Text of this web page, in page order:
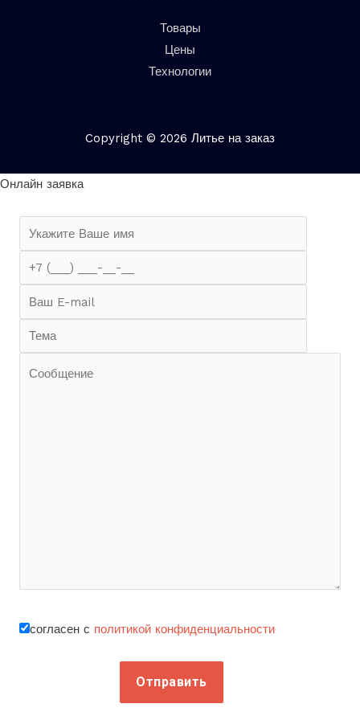
Товары
Цены
Технологии
Copyright © 2026 Литье на заказ
Онлайн заявка
согласен с политикой конфиденциальности